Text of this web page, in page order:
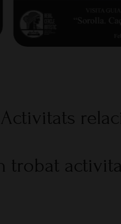
Activitats
trobat